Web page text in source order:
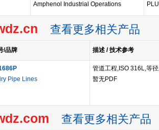
Amphenol Industrial Operations
查看更多相关产品
/品牌 描述 / 技术参考
Pipe Lines
管道工程,ISO 316L,等
暂无PDF
查看更多相关产品